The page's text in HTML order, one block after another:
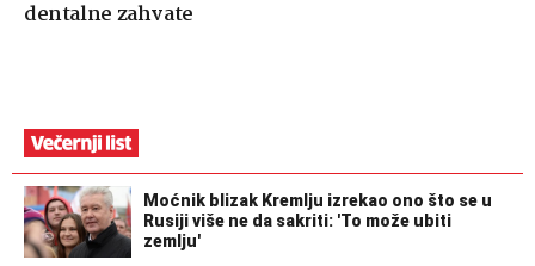
dentalne zahvate